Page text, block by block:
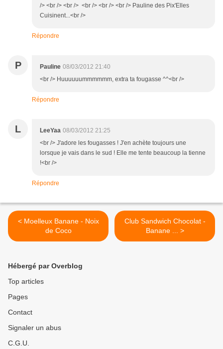
/> <br /> <br /> <br /> <br /> <br /> Pauline des Pix'Elles
Cuisinent...<br />
Répondre
P Pauline 08/03/2012 21:40
<br /> Huuuuuummmmmm, extra ta fougasse ^^<br />
Répondre
L LeeYaa 08/03/2012 21:25
<br /> J'adore les fougasses ! J'en achète toujours une
lorsque je vais dans le sud ! Elle me tente beaucoup la tienne
!<br />
Répondre
< Moelleux Banane - Noix
de Coco
Club Sandwich Chocolat -
Banane ... >
Hébergé par Overblog
Top articles
Pages
Contact
Signaler un abus
C.G.U.